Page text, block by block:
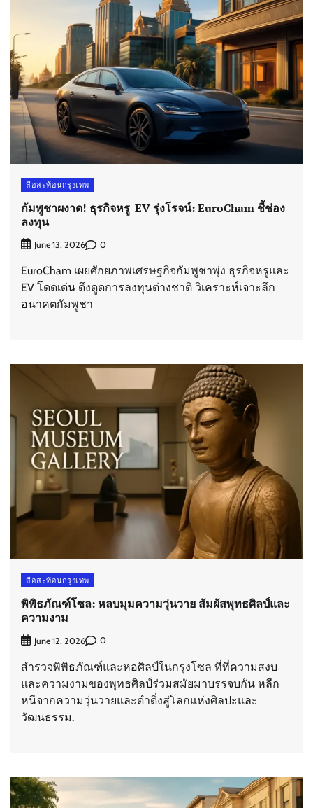
สื่อสะท้อนกรุงเทพ
กัมพูชาผงาด! ธุรกิจหรู-EV รุ่งโรจน์: EuroCham ชี้ช่อง
ลงทุน
June 13, 2026 0
EuroCham เผยศักยภาพเศรษฐกิจกัมพูชาพุ่ง ธุรกิจหรูและ
EV โดดเด่น ดึงดูดการลงทุนต่างชาติ วิเคราะห์เจาะลึก
อนาคตกัมพูชา
สื่อสะท้อนกรุงเทพ
พิพิธภัณฑ์โซล: หลบมุมความวุ่นวาย สัมผัสพุทธศิลป์และ
ความงาม
June 12, 2026 0
สำรวจพิพิธภัณฑ์และหอศิลป์ในกรุงโซล ที่ที่ความสงบ
และความงามของพุทธศิลป์ร่วมสมัยมาบรรจบกัน หลีก
หนีจากความวุ่นวายและดำดิ่งสู่โลกแห่งศิลปะและ
วัฒนธรรม.